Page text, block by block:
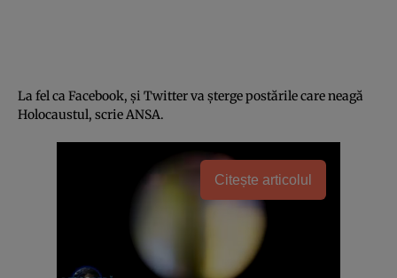
La fel ca Facebook, și Twitter va șterge postările care neagă
Holocaustul, scrie ANSA.
Citește articolul